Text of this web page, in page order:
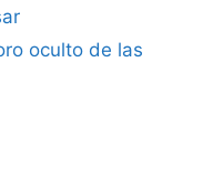
oculto de las